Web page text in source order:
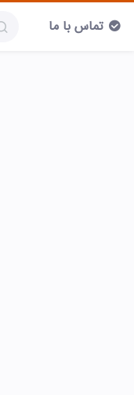
تماس با ما